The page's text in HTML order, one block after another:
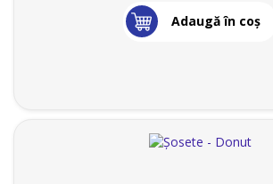
Adaugă în coş